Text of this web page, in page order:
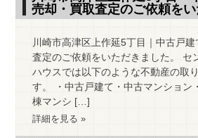
売却・買取査定のご依頼を
川崎市高津区上作延5丁目｜中古戸
査定のご依頼をいただきました。 セ
ハウスでは以下のような不動産の取
す。 ・中古戸建て・中古マンション
棟マンシ […]
詳細を見る »